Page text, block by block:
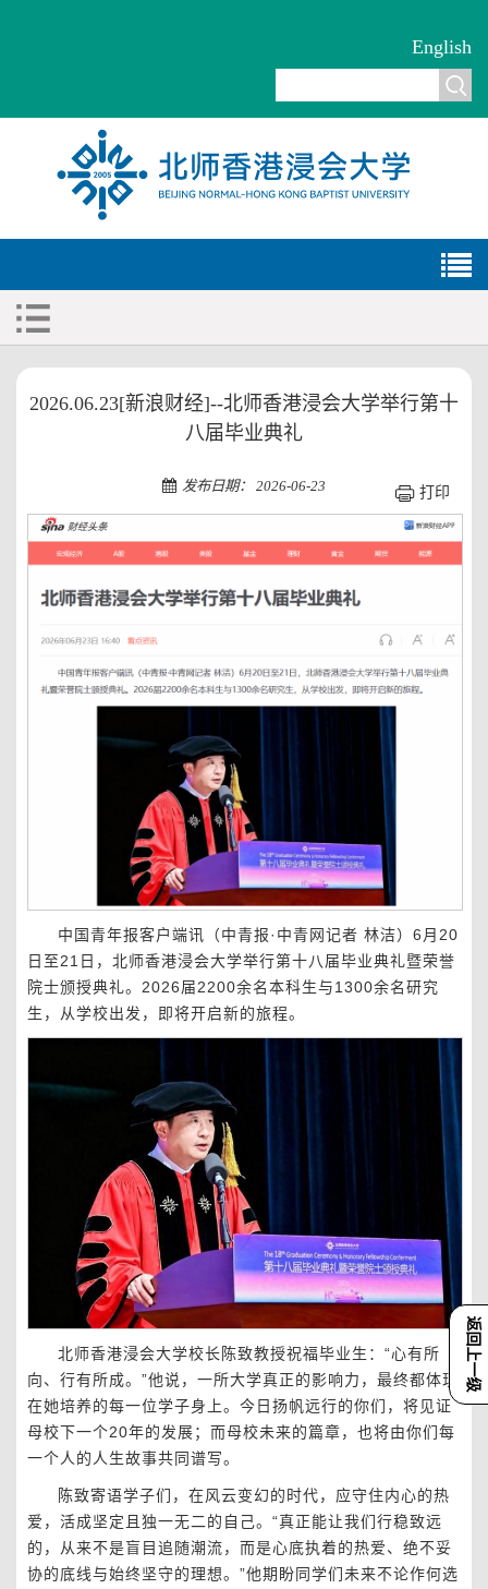
返回上一级
English
2026.06.23[新浪财经]--北师香港浸会大学举行第十
八届毕业典礼
发布日期： 2026-06-23 打印
中国青年报客户端讯（中青报·中青网记者 林洁）6月20
日至21日，北师香港浸会大学举行第十八届毕业典礼暨荣誉
院士颁授典礼。2026届2200余名本科生与1300余名研究
生，从学校出发，即将开启新的旅程。
北师香港浸会大学校长陈致教授祝福毕业生：“心有所
向、行有所成。”他说，一所大学真正的影响力，最终都体现
在她培养的每一位学子身上。今日扬帆远行的你们，将见证
母校下一个20年的发展；而母校未来的篇章，也将由你们每
一个人的人生故事共同谱写。
陈致寄语学子们，在风云变幻的时代，应守住内心的热
爱，活成坚定且独一无二的自己。“真正能让我们行稳致远
的，从来不是盲目追随潮流，而是心底执着的热爱、绝不妥
协的底线与始终坚守的理想。”他期盼同学们未来不论作何选